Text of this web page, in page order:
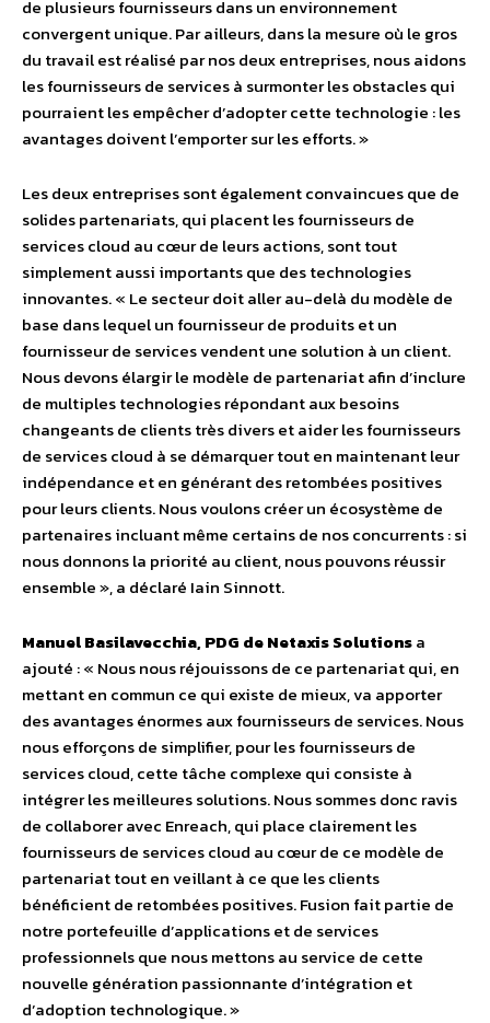
de plusieurs fournisseurs dans un environnement
convergent unique. Par ailleurs, dans la mesure où le gros
du travail est réalisé par nos deux entreprises, nous aidons
les fournisseurs de services à surmonter les obstacles qui
pourraient les empêcher d’adopter cette technologie : les
avantages doivent l’emporter sur les efforts. »
Les deux entreprises sont également convaincues que de
solides partenariats, qui placent les fournisseurs de
services cloud au cœur de leurs actions, sont tout
simplement aussi importants que des technologies
innovantes. « Le secteur doit aller au-delà du modèle de
base dans lequel un fournisseur de produits et un
fournisseur de services vendent une solution à un client.
Nous devons élargir le modèle de partenariat afin d’inclure
de multiples technologies répondant aux besoins
changeants de clients très divers et aider les fournisseurs
de services cloud à se démarquer tout en maintenant leur
indépendance et en générant des retombées positives
pour leurs clients. Nous voulons créer un écosystème de
partenaires incluant même certains de nos concurrents : si
nous donnons la priorité au client, nous pouvons réussir
ensemble », a déclaré Iain Sinnott.
Manuel Basilavecchia, PDG de Netaxis Solutionsa
ajouté : « Nous nous réjouissons de ce partenariat qui, en
mettant en commun ce qui existe de mieux, va apporter
des avantages énormes aux fournisseurs de services. Nous
nous efforçons de simplifier, pour les fournisseurs de
services cloud, cette tâche complexe qui consiste à
intégrer les meilleures solutions. Nous sommes donc ravis
de collaborer avec Enreach, qui place clairement les
fournisseurs de services cloud au cœur de ce modèle de
partenariat tout en veillant à ce que les clients
bénéficient de retombées positives. Fusion fait partie de
notre portefeuille d’applications et de services
professionnels que nous mettons au service de cette
nouvelle génération passionnante d’intégration et
d’adoption technologique. »